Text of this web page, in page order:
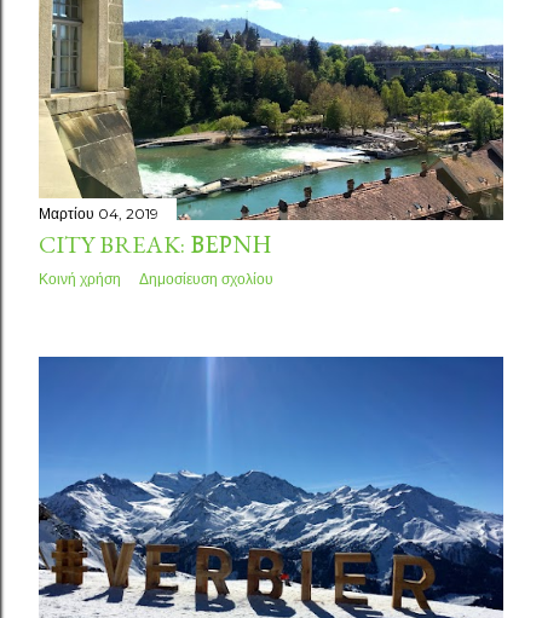
Μαρτίου 04, 2019
CITY BREAK: ΒΈΡΝΗ
Κοινή χρήση Δημοσίευση σχολίου